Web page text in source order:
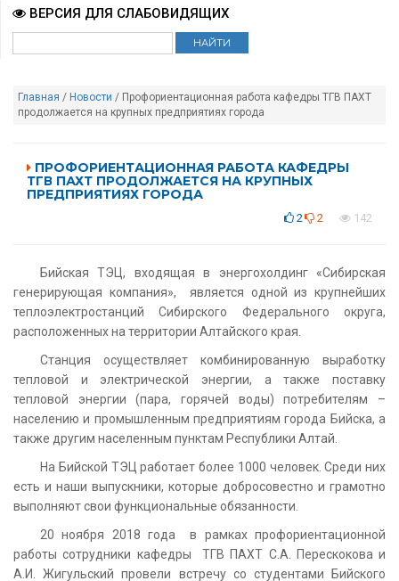
ВЕРСИЯ ДЛЯ СЛАБОВИДЯЩИХ
Главная / Новости / Профориентационная работа кафедры ТГВ ПАХТ
продолжается на крупных предприятиях города
ПРОФОРИЕНТАЦИОННАЯ РАБОТА КАФЕДРЫ
ТГВ ПАХТ ПРОДОЛЖАЕТСЯ НА КРУПНЫХ
ПРЕДПРИЯТИЯХ ГОРОДА
2 2 142
Бийская ТЭЦ, входящая в энергохолдинг «Сибирская
генерирующая компания», является одной из крупнейших
теплоэлектростанций Сибирского Федерального округа,
расположенных на территории Алтайского края.
Станция осуществляет комбинированную выработку
тепловой и электрической энергии, а также поставку
тепловой энергии (пара, горячей воды) потребителям –
населению и промышленным предприятиям города Бийска, а
также другим населенным пунктам Республики Алтай.
На Бийской ТЭЦ работает более 1000 человек. Среди них
есть и наши выпускники, которые добросовестно и грамотно
выполняют свои функциональные обязанности.
20 ноября 2018 года в рамках профориентационной
работы сотрудники кафедры ТГВ ПАХТ С.А. Перескокова и
А.И. Жигульский провели встречу со студентами Бийского